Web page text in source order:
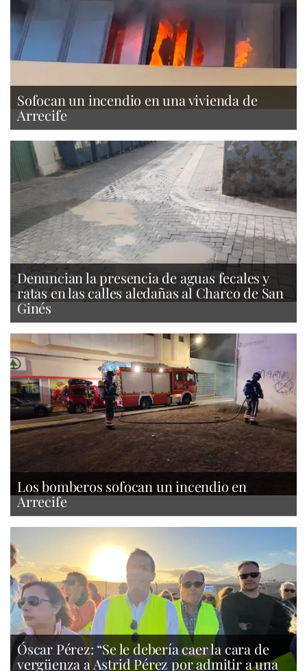
Sofocan un incendio en una vivienda de
Arrecife
Denuncian la presencia de aguas fecales y
ratas en las calles aledañas al Charco de San
Ginés
Los bomberos sofocan un incendio en
Arrecife
Óscar Pérez: “Se le debería caer la cara de
vergüenza a Astrid Pérez por admitir a una